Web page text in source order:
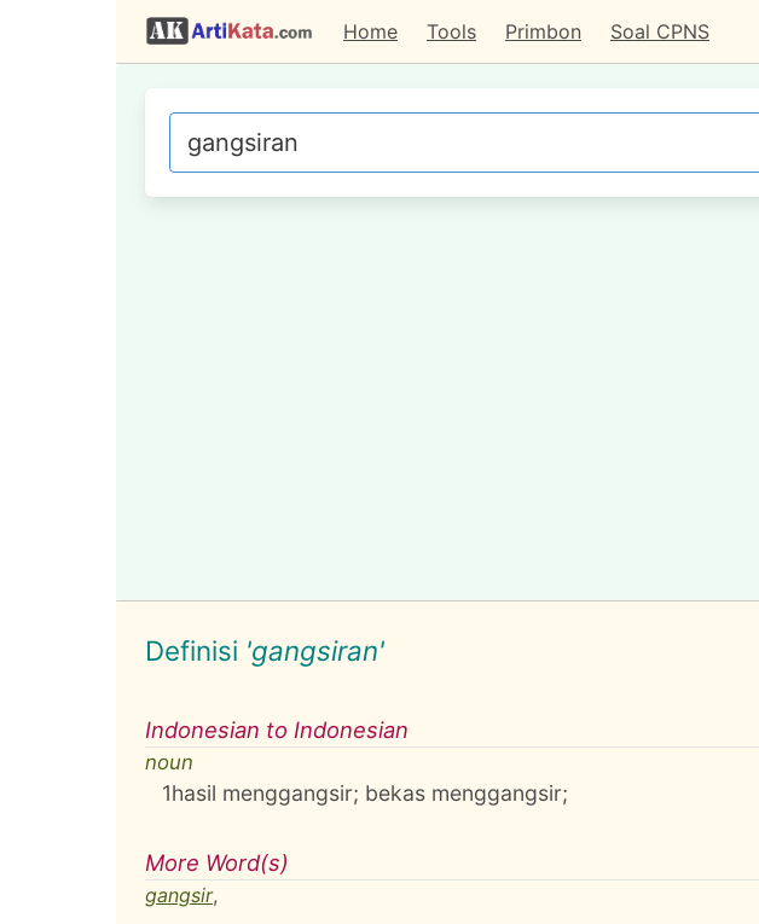
Home Tools Primbon Soal CPNS
Definisi 'gangsiran'
Indonesian to Indonesian
noun
1hasil menggangsir; bekas menggangsir;
More Word(s)
gangsir,